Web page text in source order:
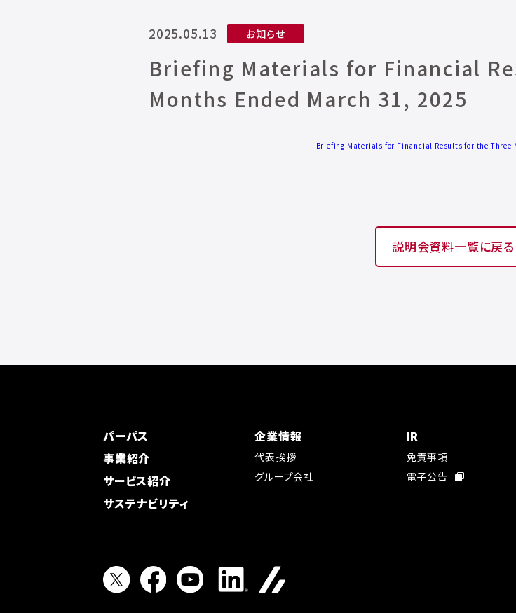
2025.05.13 お知らせ
Briefing Materials for Financial
Months Ended March 31, 2025
Briefing Materials for Financial Results for the Three
説明会資料一覧に戻る
パーパス
事業紹介
サービス紹介
サステナビリティ
企業情報
代表挨拶
グループ会社
IR
免責事項
電子公告